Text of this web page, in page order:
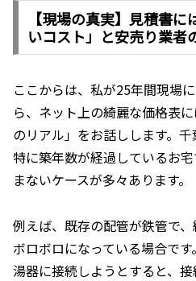
【現場の真実】見積書
いコスト」と安売り業者
ここからは、私が25年間現場
ら、ネット上の綺麗な価格表
のリアル」をお話しします。千
特に築年数が経過しているお
まないケースが多々あります。
例えば、既存の配管が鉄管で
ボロボロになっている場合で
湯器に接続しようとすると、